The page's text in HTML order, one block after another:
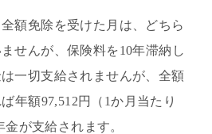
額免除を受けた月は、どちら
せんが、保険料を10年滞納し
一切支給されませんが、全額
年額97,512円（1か月当たり
が支給されます。